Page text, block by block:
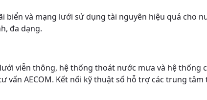
và mạng lưới sử dụng tài nguyên hiệu quả cho
đa dạng.
viễn thông, hệ thống thoát nước mưa và hệ thống
AECOM. Kết nối kỹ thuật số hỗ trợ các trung